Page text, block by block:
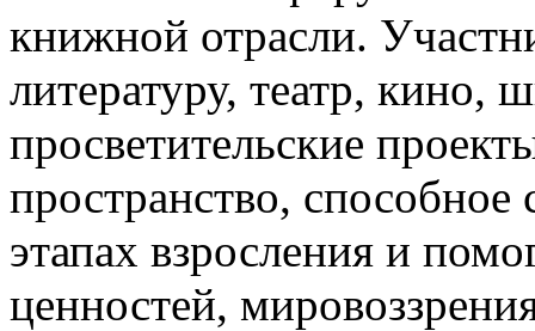
книжной отрасли.
литературу, театр, кино,
просветительские
пространство, способное
этапах взросления и
ценностей,